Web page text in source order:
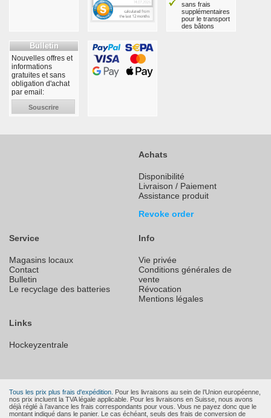
sans frais
supplémentaires
pour le transport
des bâtons
Bulletin
Nouvelles offres et
informations
gratuites et sans
obligation d'achat
par email:
Souscrire
Achats
Disponibilité
Livraison / Paiement
Assistance produit
Revoke order
Service
Magasins locaux
Contact
Bulletin
Le recyclage des batteries
Info
Vie privée
Conditions générales de
vente
Révocation
Mentions légales
Links
Hockeyzentrale
Tous les prix plus frais d'expédition. Pour les livraisons au sein de l’Union européenne,
nos prix incluent la TVA légale applicable. Pour les livraisons en Suisse, nous avons
déjà réglé à l’avance les frais correspondants pour vous. Vous ne payez donc que le
montant indiqué dans le panier. Le cas échéant, seuls des frais de conversion de